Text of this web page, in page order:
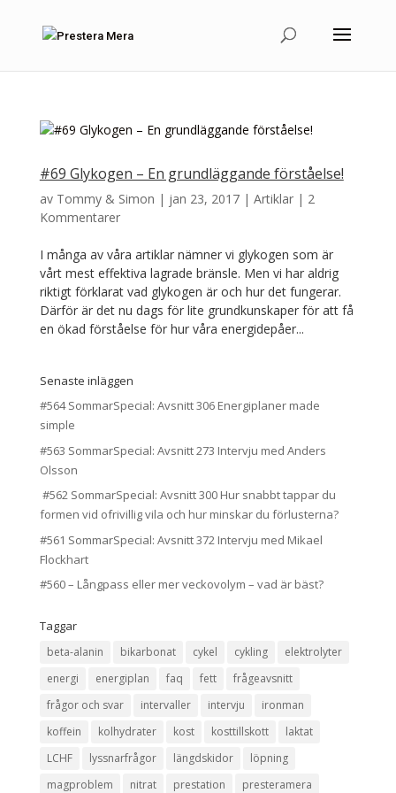
#69 Glykogen – En grundläggande förståelse!
av Tommy & Simon | jan 23, 2017| Artiklar| 2
Kommentarer
I många av våra artiklar nämner vi glykogen som är
vårt mest effektiva lagrade bränsle. Men vi har aldrig
riktigt förklarat vad glykogen är och hur det fungerar.
Därför är det nu dags för lite grundkunskaper för att få
en ökad förståelse för hur våra energidepåer...
Senaste inläggen
#564 SommarSpecial: Avsnitt 306 Energiplaner made
simple
#563 SommarSpecial: Avsnitt 273 Intervju med Anders
Olsson
#562 SommarSpecial: Avsnitt 300 Hur snabbt tappar du
formen vid ofrivillig vila och hur minskar du förlusterna?
#561 SommarSpecial: Avsnitt 372 Intervju med Mikael
Flockhart
#560 – Långpass eller mer veckovolym – vad är bäst?
Taggar
beta-alanin bikarbonat cykel cykling
elektrolyter
energi
energiplan faq fett
frågeavsnitt
frågor och svar
intervaller intervju
ironman
koffein
kolhydrater kost kosttillskott
laktat
LCHF
lyssnarfrågor längdskidor
löpning
magproblem
nitrat prestation presteramera